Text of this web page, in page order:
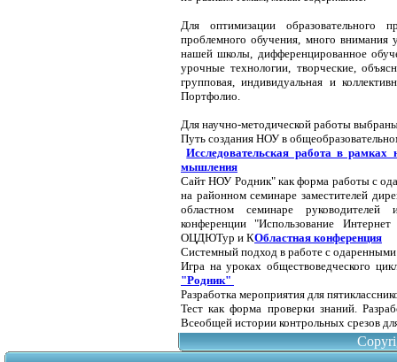
Для оптимизации образовательного
проблемного обучения, много внимания
нашей школы, дифференцированное
урочные технологии, творческие,
групповая, индивидуальная и
Портфолио.
Для научно-методической работы
Путь создания НОУ в
Исследовательская работа в рамках
мышления
Сайт НОУ Родник" как форма работы с
на районном семинаре заместителей
областном семинаре руководителей
конференции "Использование
ОЦДЮТур и КОбластная конференция
Системный подход в работе с
Игра на уроках обществоведческого
"Родник"
Разработка мероприятия для
Тест как форма проверки знаний.
Всеобщей истории контрольных срезов